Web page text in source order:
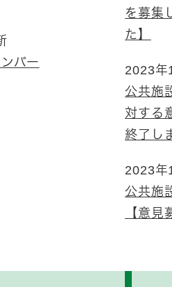
バー
を募集
た】
2023年
公共施
対する
終了し
2023年
公共施
【意見